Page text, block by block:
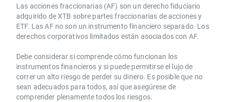
Las acciones fraccionarias (AF) son un derecho fiduciario
adquirido de XTB sobre partes fraccionarias de acciones y
ETF. Las AF no son un instrumento financiero separado. Los
derechos corporativos limitados están asociados con AF.
Debe considerar si comprende cómo funcionan los
instrumentos financieros y si puede permitirse el lujo de
correr un alto riesgo de perder su dinero. Es posible que no
sean adecuados para todos, así que asegúrese de
comprender plenamente todos los riesgos.